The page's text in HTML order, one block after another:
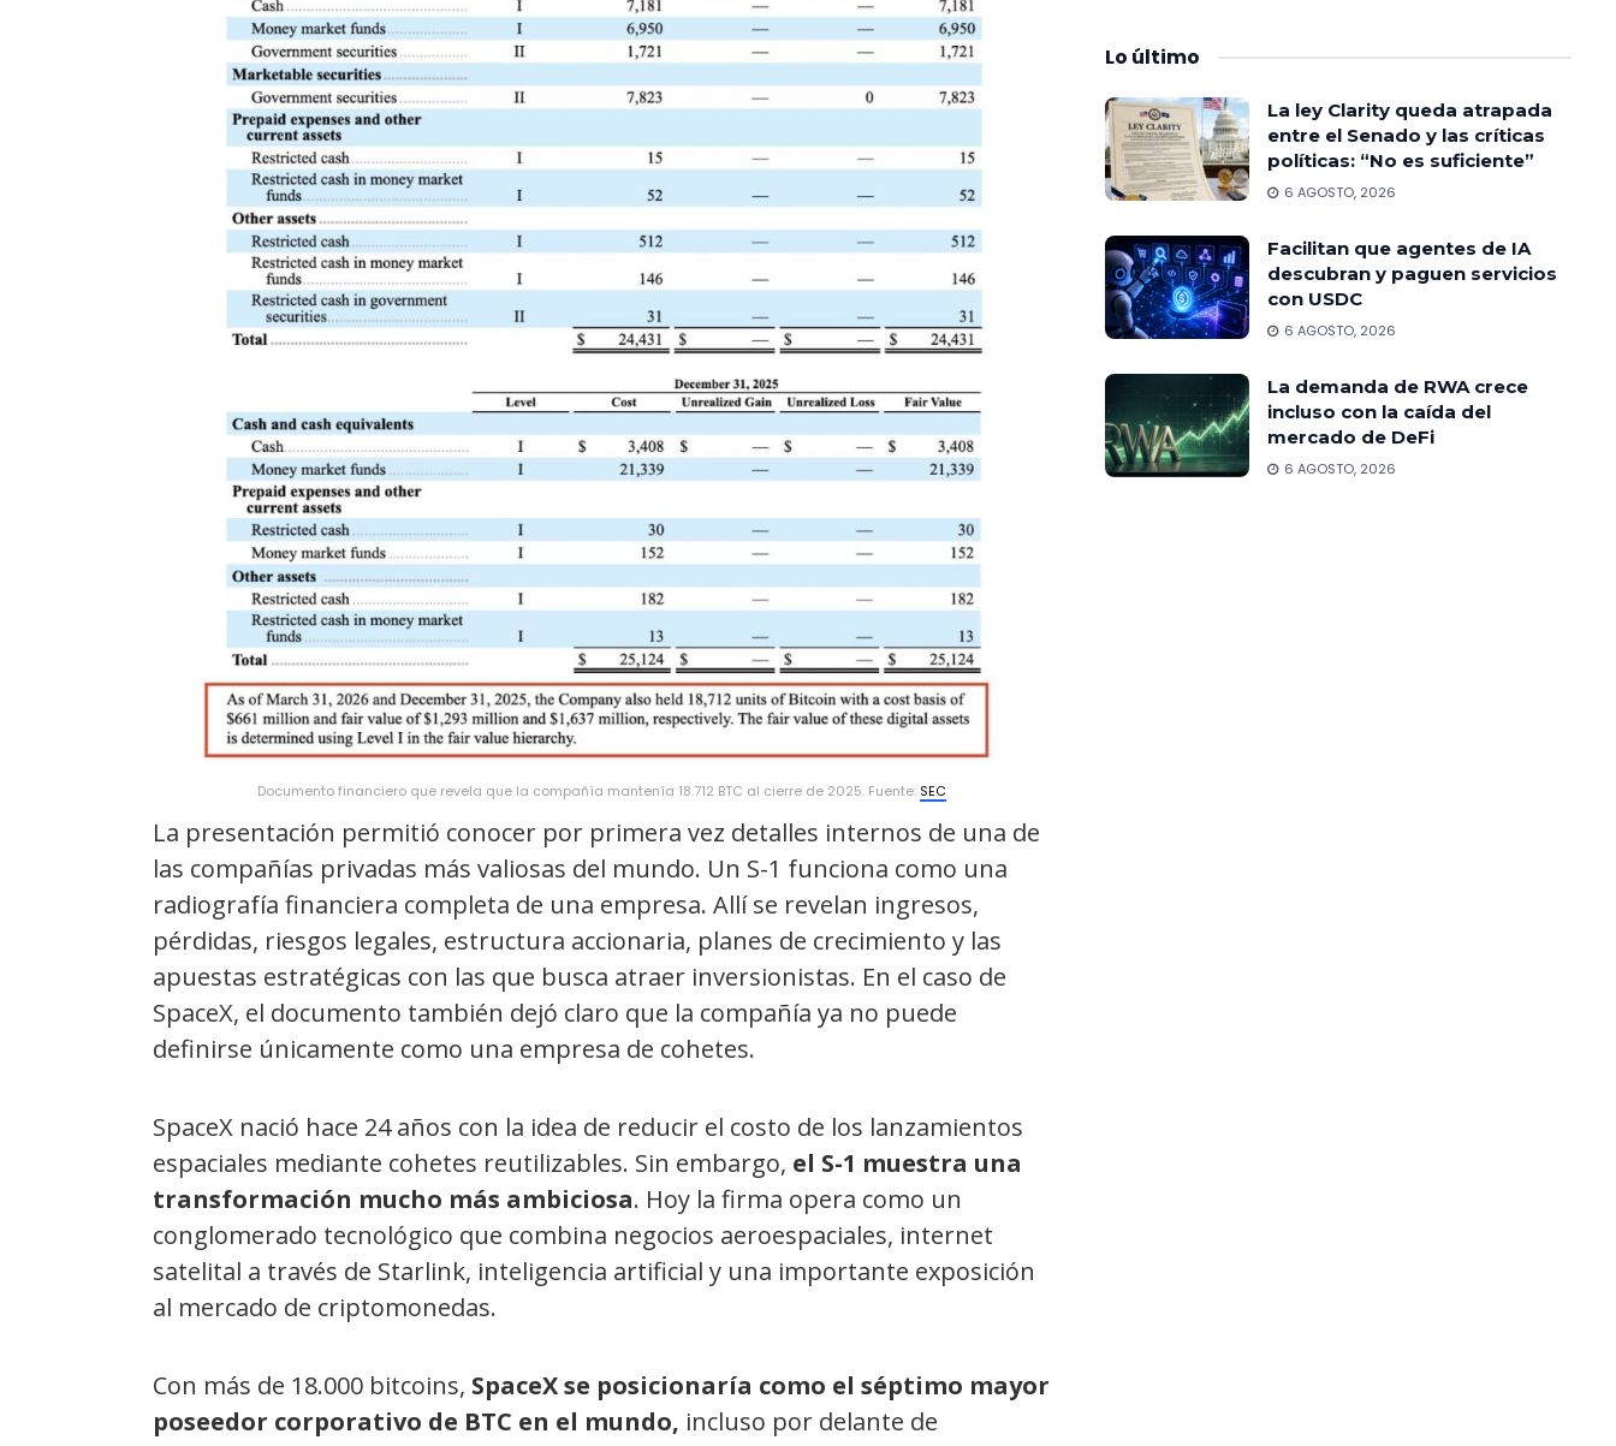
Documento financiero que revela que la compañía mantenía 18.712 BTC al cierre de 2025. Fuente: SEC
La presentación permitió conocer por primera vez detalles internos de una de
las compañías privadas más valiosas del mundo. Un S-1 funciona como una
radiografía financiera completa de una empresa. Allí se revelan ingresos,
pérdidas, riesgos legales, estructura accionaria, planes de crecimiento y las
apuestas estratégicas con las que busca atraer inversionistas. En el caso de
SpaceX, el documento también dejó claro que la compañía ya no puede
definirse únicamente como una empresa de cohetes.
SpaceX nació hace 24 años con la idea de reducir el costo de los lanzamientos
espaciales mediante cohetes reutilizables. Sin embargo, el S-1 muestra una
transformación mucho más ambiciosa. Hoy la firma opera como un
conglomerado tecnológico que combina negocios aeroespaciales, internet
satelital a través de Starlink, inteligencia artificial y una importante exposición
al mercado de criptomonedas.
Con más de 18.000 bitcoins, SpaceX se posicionaría como el séptimo mayor
poseedor corporativo de BTC en el mundo, incluso por delante de
Lo último
La ley Clarity queda atrapada
entre el Senado y las críticas
políticas: “No es suficiente”
6 AGOSTO, 2026
Facilitan que agentes de IA
descubran y paguen servicios
con USDC
6 AGOSTO, 2026
La demanda de RWA crece
incluso con la caída del
mercado de DeFi
6 AGOSTO, 2026